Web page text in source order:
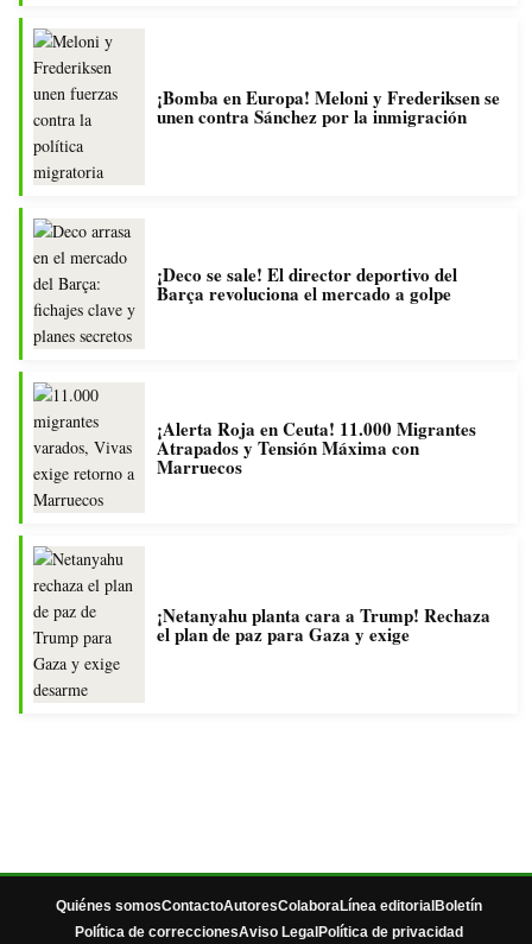
¡Bomba en Europa! Meloni y Frederiksen se
unen contra Sánchez por la inmigración
¡Deco se sale! El director deportivo del
Barça revoluciona el mercado a golpe
¡Alerta Roja en Ceuta! 11.000 Migrantes
Atrapados y Tensión Máxima con
Marruecos
¡Netanyahu planta cara a Trump! Rechaza
el plan de paz para Gaza y exige
Quiénes somosContactoAutoresColaboraLínea editorial Boletín
Política de correccionesAviso Legal Política de privacidad